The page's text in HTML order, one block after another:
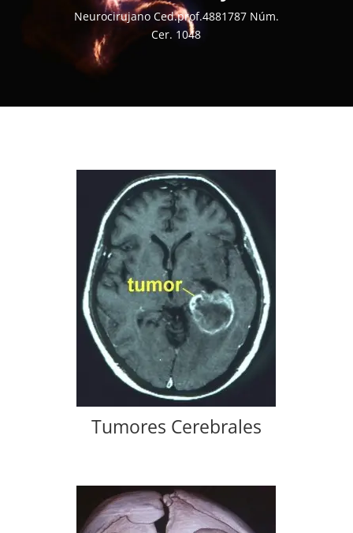
Neurocirujano Ced.prof.4881787 Núm.
Cer. 1048
Tumores Cerebrales